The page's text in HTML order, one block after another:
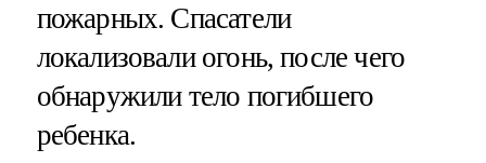
пожарных. Спасатели
локализовали огонь, после чего
обнаружили тело погибшего
ребенка.